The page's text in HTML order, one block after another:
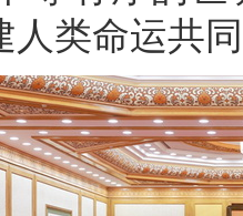
人类命运共